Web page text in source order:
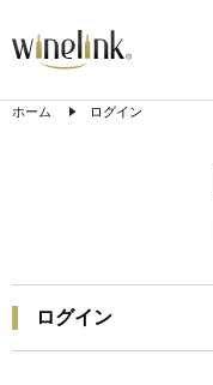
ホーム ログイン
ログイン